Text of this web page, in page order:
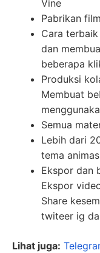
Vine
Pabrikan
Cara
dan
beberapa
Produksi
Membuat
Semua
Lebih dari
tema
Ekspor dan
Ekspor
Share
twiteer ig
Lihat juga: